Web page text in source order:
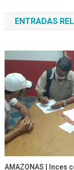
de
entradas
ENTRADAS
AMAZONAS | Inces